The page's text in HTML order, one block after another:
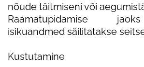
nõude täitmiseni või
Raamatupidamise
isikuandmed säilitatakse
Kustutamine